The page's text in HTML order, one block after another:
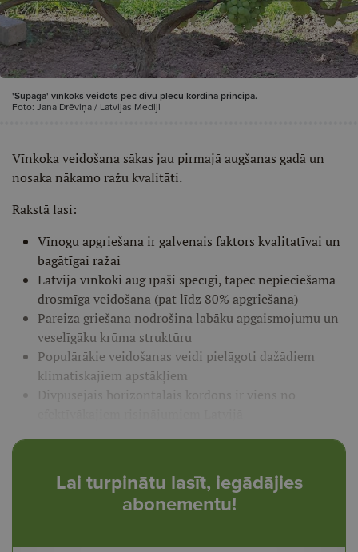
'Supaga' vīnkoks veidots pēc divu plecu kordina principa.
Foto: Jana Drēviņa / Latvijas Mediji
Vīnkoka veidošana sākas jau pirmajā augšanas gadā un
nosaka nākamo ražu kvalitāti.
Rakstā lasi:
Vīnogu apgriešana ir galvenais faktors kvalitatīvai un
bagātīgai ražai
Latvijā vīnkoki aug īpaši spēcīgi, tāpēc nepieciešama
drosmīga veidošana (pat līdz 80% apgriešana)
Pareiza griešana nodrošina labāku apgaismojumu un
veselīgāku krūma struktūru
Populārākie veidošanas veidi pielāgoti dažādiem
klimatiskajiem apstākļiem
Divpusējais horizontālais kordons ir viens no
Lai turpinātu lasīt, iegādājies
abonementu!